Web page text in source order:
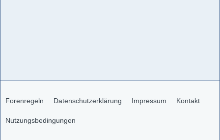
Forenregeln Datenschutzerklärung Impressum Kontakt
Nutzungsbedingungen